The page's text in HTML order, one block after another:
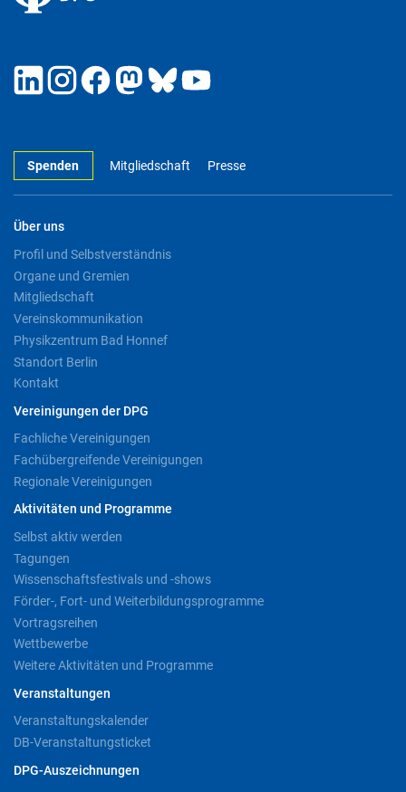
Spenden Mitgliedschaft Presse
Über uns
Profil und Selbstverständnis
Organe und Gremien
Mitgliedschaft
Vereinskommunikation
Physikzentrum Bad Honnef
Standort Berlin
Kontakt
Vereinigungen der DPG
Fachliche Vereinigungen
Fachübergreifende Vereinigungen
Regionale Vereinigungen
Aktivitäten und Programme
Selbst aktiv werden
Tagungen
Wissenschaftsfestivals und -shows
Förder-, Fort- und Weiterbildungsprogramme
Vortragsreihen
Wettbewerbe
Weitere Aktivitäten und Programme
Veranstaltungen
Veranstaltungskalender
DB-Veranstaltungsticket
DPG-Auszeichnungen